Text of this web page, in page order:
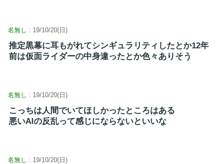
名無し : 19/10/20(日)
推定黒幕に耳もがれてシンギュラリティしたとか12年
前は仮面ライダーの中身違ったとか色々ありそう
名無し : 19/10/20(日)
こっちは人間でいてほしかったところはある
悪いAIの反乱って感じにならないといいな
名無し : 19/10/20(日)